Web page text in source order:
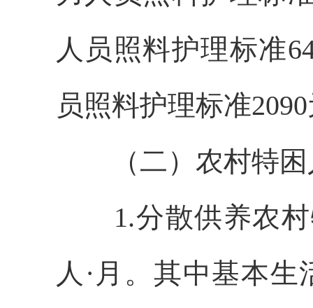
人员照料护理标准
员照料护理标准2090
（二）农村特
1.分散供养农
人·月 。其中基本生